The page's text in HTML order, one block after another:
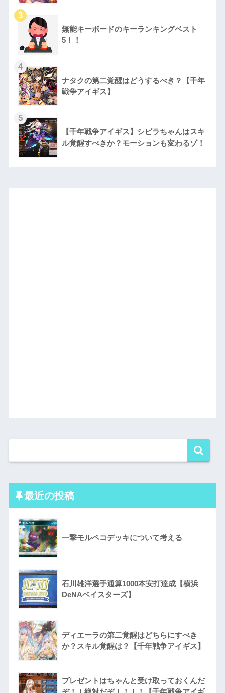
無能キーボードのキーランキングベスト
5！！
ナタクの第二覚醒はどうするべき？【千年
戦争アイギス】
【千年戦争アイギス】シビラちゃんはスキ
ル覚醒すべきか？モーションも変わるゾ！
最近の投稿
一撃モルペコデッキについて考える
石川雄洋選手通算1000本安打達成【横浜
DeNAベイスターズ】
ディエーラの第二覚醒はどちらにすべき
か？スキル覚醒は？【千年戦争アイギス】
プレゼントはちゃんと受け取っておくんだ